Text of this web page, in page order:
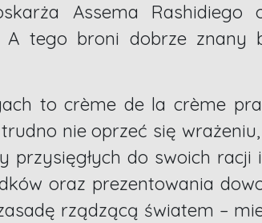
Assema Rashidiego
A tego broni dobrze znany
to crème de la crème
nie oprzeć się
do swoich racji
oraz prezentowania
rządzącą światem –